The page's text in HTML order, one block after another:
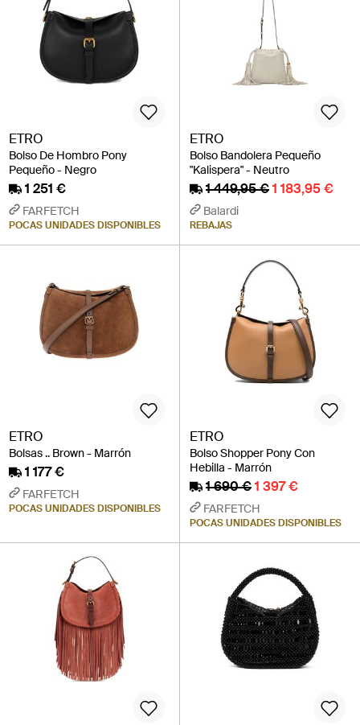
ETRO
Bolso De Hombro Pony
Pequeño - Negro
1 251 €
FARFETCH
POCAS UNIDADES DISPONIBLES
ETRO
Bolso Bandolera Pequeño
"Kalispera" - Neutro
1 449,95 €1 183,95 €
Balardi
REBAJAS
ETRO
Bolsas .. Brown - Marrón
1 177 €
FARFETCH
POCAS UNIDADES DISPONIBLES
ETRO
Bolso Shopper Pony Con
Hebilla - Marrón
1 690 €1 397 €
FARFETCH
POCAS UNIDADES DISPONIBLES